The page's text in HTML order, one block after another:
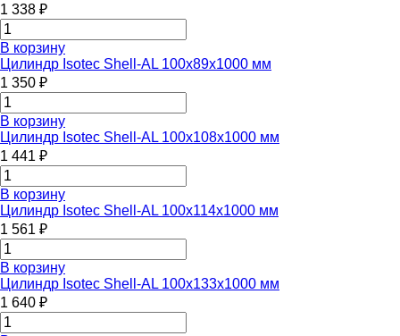
1 338 ₽
В корзину
Цилиндр Isotec Shell-AL 100x89x1000 мм
1 350 ₽
В корзину
Цилиндр Isotec Shell-AL 100x108x1000 мм
1 441 ₽
В корзину
Цилиндр Isotec Shell-AL 100x114x1000 мм
1 561 ₽
В корзину
Цилиндр Isotec Shell-AL 100x133x1000 мм
1 640 ₽